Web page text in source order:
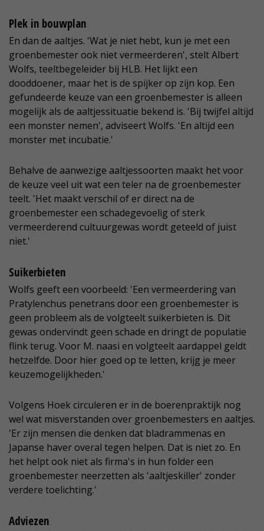
Plek in bouwplan
En dan de aaltjes. 'Wat je niet hebt, kun je met een
groenbemester ook niet vermeerderen', stelt Albert
Wolfs, teeltbegeleider bij HLB. Het lijkt een
dooddoener, maar het is de spijker op zijn kop. Een
gefundeerde keuze van een groenbemester is alleen
mogelijk als de aaltjessituatie bekend is. 'Bij twijfel altijd
een monster nemen', adviseert Wolfs. 'En altijd een
monster met incubatie.'
Behalve de aanwezige aaltjessoorten maakt het voor
de keuze veel uit wat een teler na de groenbemester
teelt. 'Het maakt verschil of er direct na de
groenbemester een schadegevoelig of sterk
vermeerderend cultuurgewas wordt geteeld of juist
niet.'
Suikerbieten
Wolfs geeft een voorbeeld: 'Een vermeerdering van
Pratylenchus penetrans door een groenbemester is
geen probleem als de volgteelt suikerbieten is. Dit
gewas ondervindt geen schade en dringt de populatie
flink terug. Voor M. naasi en volgteelt aardappel geldt
hetzelfde. Door hier goed op te letten, krijg je meer
keuzemogelijkheden.'
Volgens Hoek circuleren er in de boerenpraktijk nog
wel wat misverstanden over groenbemesters en aaltjes.
'Er zijn mensen die denken dat bladrammenas en
Japanse haver overal tegen helpen. Dat is niet zo. En
het helpt ook niet als firma's in hun folder een
groenbemester neerzetten als 'aaltjeskiller' zonder
verdere toelichting.'
Adviezen